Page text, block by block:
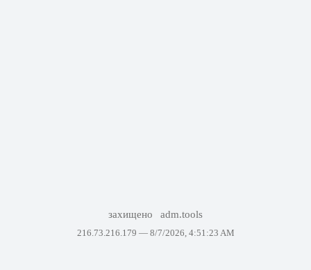
захищено adm.tools
216.73.216.179 — 8/7/2026, 4:51:23 AM